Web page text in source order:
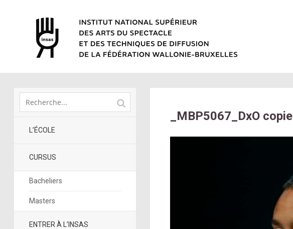
L’ÉCOLE
CURSUS
Bacheliers
Masters
ENTRER À L’INSAS
_MBP5067_DxO copie